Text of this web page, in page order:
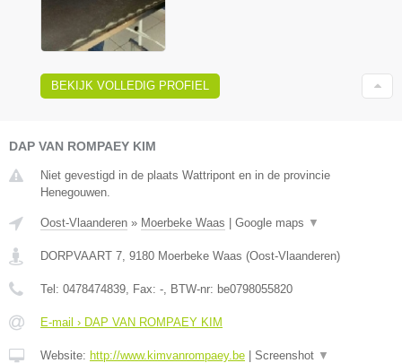
BEKIJK VOLLEDIG PROFIEL
DAP VAN ROMPAEY KIM
Niet gevestigd in de plaats Wattripont en in de provincie
Henegouwen.
Oost-Vlaanderen » Moerbeke Waas Google maps ▼
DORPVAART 7, 9180 Moerbeke Waas (Oost-Vlaanderen)
Tel: 0478474839, Fax: -, BTW-nr: be0798055820
E-mail › DAP VAN ROMPAEY KIM
Website: http://www.kimvanrompaey.be Screenshot ▼